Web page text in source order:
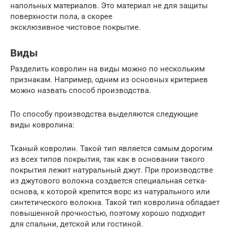
напольных материалов. Это материал не для защиты
поверхности пола, а скорее
эксклюзивное чистовое покрытие.
Виды
Разделить ковролин на виды можно по нескольким
признакам. Например, одним из основных критериев
можно назвать способ производства.
По способу производства выделяются следующие
виды ковролина:
Тканый ковролин. Такой тип является самым дорогим
из всех типов покрытия, так как в основании такого
покрытия лежит натуральный джут. При производстве
из джутового волокна создается специальная сетка-
основа, к которой крепится ворс из натурального или
синтетического волокна. Такой тип ковролина обладает
повышенной прочностью, поэтому хорошо подходит
для спальни, детской или гостиной.